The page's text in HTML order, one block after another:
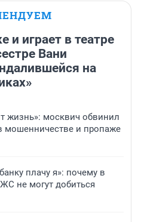
и играет в театре
Вани
на
жизнь»: москвич обвинил
мошенничестве и пропаже
плачу я»: почему в
не могут добиться